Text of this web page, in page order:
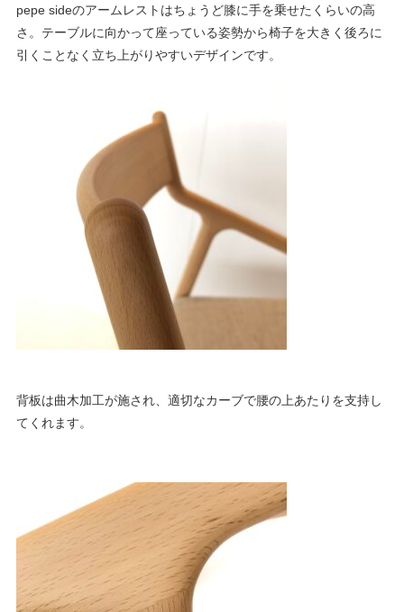
pepe sideのアームレストはちょうど膝に手を乗せたくらいの高
さ。テーブルに向かって座っている姿勢から椅子を大きく後ろに
引くことなく立ち上がりやすいデザインです。
背板は曲木加工が施され、適切なカーブで腰の上あたりを支持し
てくれます。